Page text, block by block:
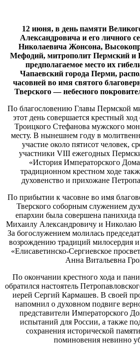
12 июня, в день памяти
Александровича и его личного
Николаевича Жонсона,
Мефодий, митрополит Пермский и
предполагаемое место их
Чапаевский города Перми,
часовней во имя святого
Тверского — небесного
По благословению Главы Пермской
этот день совершается крестный
Троицкого Стефанова мужского
месту. В нынешнем году в
участие около пятисот человек,
участники VIII ежегодных
«История Императорского
традиционном крестном ходе
духовенство и прихожане
По прибытии к часовне во имя
Тверского соборным служением
епархии была совершена
Михаилу Александровичу и Николаю
За богослужением молилась
возрождению традиций милосердия и
«Елисаветинско-Сергиевское
Анна Витальевна
По окончании крестного хода и
обратился настоятель
иерей Сергий Кармашев. В своей
напомнил о духовном подвиге
представители Императорского
испытаний для России, а также
сохранения исторической
поминовения невинно